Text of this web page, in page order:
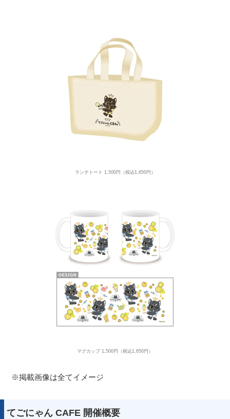
ランチトート 1,500円（税込1,650円）
マグカップ 1,500円（税込1,650円）
※掲載画像は全てイメージ
てごにゃん CAFE 開催概要